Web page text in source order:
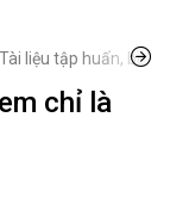
Tài liệu tập huấn, bồi
chỉ là